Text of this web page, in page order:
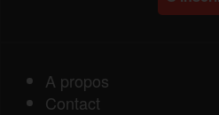
A propos
Contact